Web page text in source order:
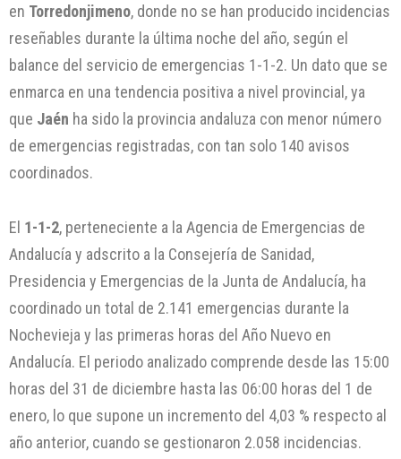
en Torredonjimeno, donde no se han producido incidencias
reseñables durante la última noche del año, según el
balance del servicio de emergencias 1-1-2. Un dato que se
enmarca en una tendencia positiva a nivel provincial, ya
que Jaén ha sido la provincia andaluza con menor número
de emergencias registradas, con tan solo 140 avisos
coordinados.
El 1-1-2, perteneciente a la Agencia de Emergencias de
Andalucía y adscrito a la Consejería de Sanidad,
Presidencia y Emergencias de la Junta de Andalucía, ha
coordinado un total de 2.141 emergencias durante la
Nochevieja y las primeras horas del Año Nuevo en
Andalucía. El periodo analizado comprende desde las 15:00
horas del 31 de diciembre hasta las 06:00 horas del 1 de
enero, lo que supone un incremento del 4,03 % respecto al
año anterior, cuando se gestionaron 2.058 incidencias.